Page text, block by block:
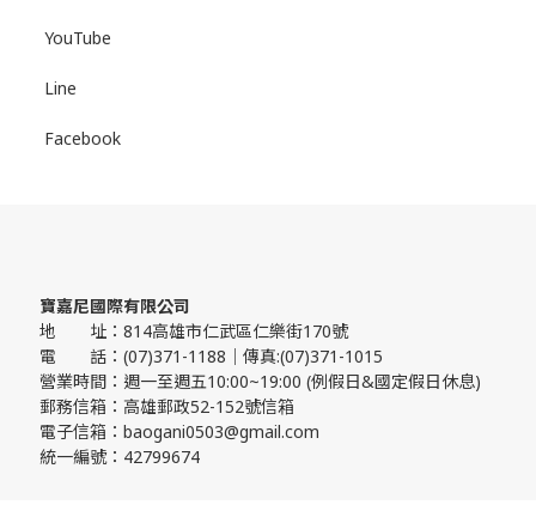
YouTube
Line
Facebook
寶嘉尼國際有限公司
地 址：814高雄市仁武區仁樂街170號
電 話：(07)371-1188｜傳真:(07)371-1015
營業時間：週一至週五10:00~19:00 (例假日&國定假日休息)
郵務信箱：高雄郵政52-152號信箱
電子信箱：baogani0503@gmail.com
統一編號：42799674